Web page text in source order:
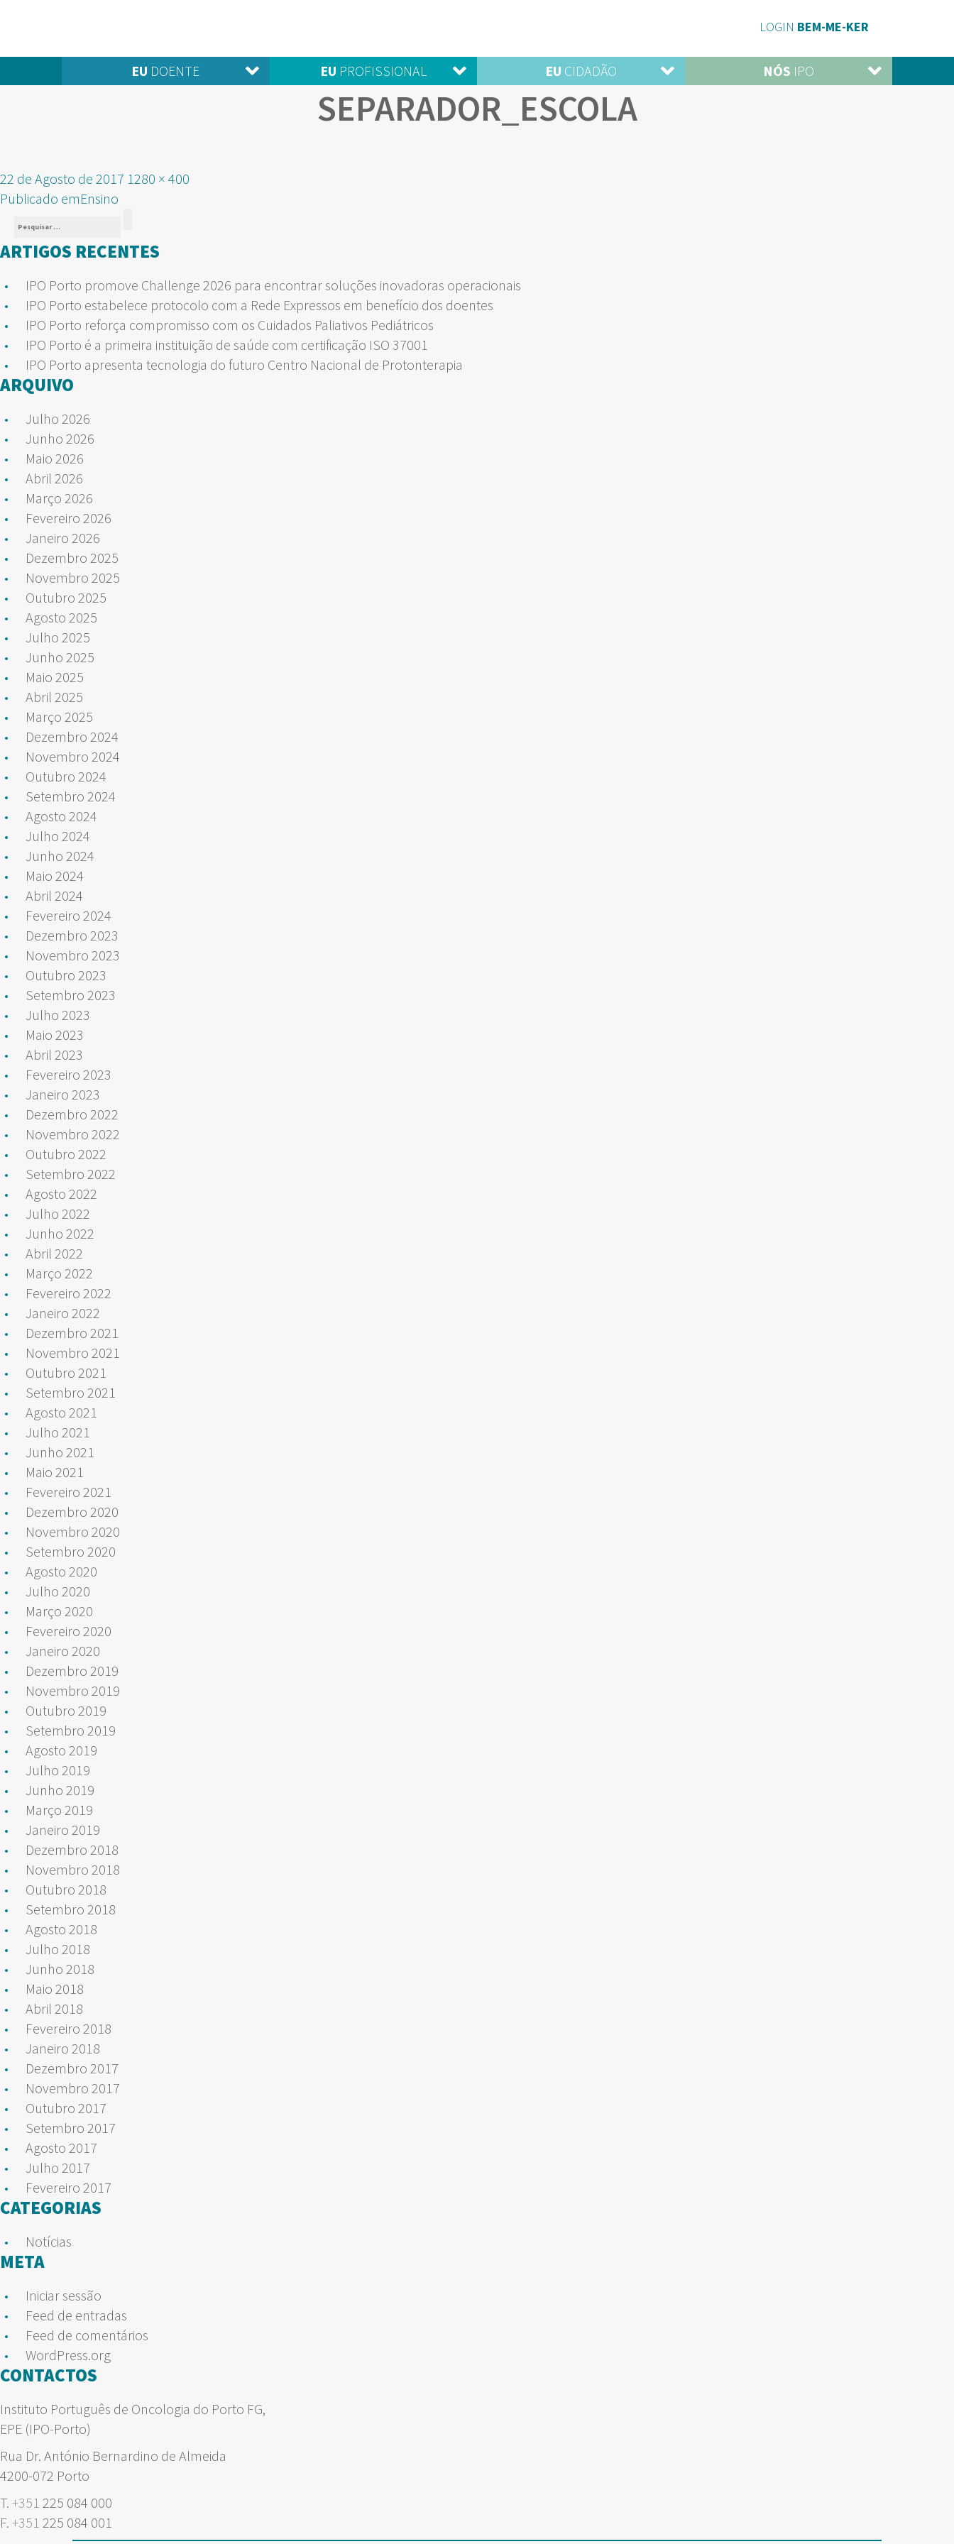
LOGIN BEM-ME-KER
EU DOENTE EU PROFISSIONAL EU CIDADÃO NÓS IPO
SEPARADOR_ESCOLA
Publicado
em
22 de Agosto de 2017 Tamanho
1280 × 400
NAVEGAÇÃO
DE
ARTIGOS
Publicado emEnsino
Pesquisar
por:
ARTIGOS RECENTES
IPO Porto promove Challenge 2026 para encontrar soluções inovadoras operacionais
IPO Porto estabelece protocolo com a Rede Expressos em benefício dos doentes
IPO Porto reforça compromisso com os Cuidados Paliativos Pediátricos
IPO Porto é a primeira instituição de saúde com certificação ISO 37001
IPO Porto apresenta tecnologia do futuro Centro Nacional de Protonterapia
ARQUIVO
Julho 2026
Junho 2026
Maio 2026
Abril 2026
Março 2026
Fevereiro 2026
Janeiro 2026
Dezembro 2025
Novembro 2025
Outubro 2025
Agosto 2025
Julho 2025
Junho 2025
Maio 2025
Abril 2025
Março 2025
Dezembro 2024
Novembro 2024
Outubro 2024
Setembro 2024
Agosto 2024
Julho 2024
Junho 2024
Maio 2024
Abril 2024
Fevereiro 2024
Dezembro 2023
Novembro 2023
Outubro 2023
Setembro 2023
Julho 2023
Maio 2023
Abril 2023
Fevereiro 2023
Janeiro 2023
Dezembro 2022
Novembro 2022
Outubro 2022
Setembro 2022
Agosto 2022
Julho 2022
Junho 2022
Abril 2022
Março 2022
Fevereiro 2022
Janeiro 2022
Dezembro 2021
Novembro 2021
Outubro 2021
Setembro 2021
Agosto 2021
Julho 2021
Junho 2021
Maio 2021
Fevereiro 2021
Dezembro 2020
Novembro 2020
Setembro 2020
Agosto 2020
Julho 2020
Março 2020
Fevereiro 2020
Janeiro 2020
Dezembro 2019
Novembro 2019
Outubro 2019
Setembro 2019
Agosto 2019
Julho 2019
Junho 2019
Março 2019
Janeiro 2019
Dezembro 2018
Novembro 2018
Outubro 2018
Setembro 2018
Agosto 2018
Julho 2018
Junho 2018
Maio 2018
Abril 2018
Fevereiro 2018
Janeiro 2018
Dezembro 2017
Novembro 2017
Outubro 2017
Setembro 2017
Agosto 2017
Julho 2017
Fevereiro 2017
CATEGORIAS
Notícias
META
Iniciar sessão
Feed de entradas
Feed de comentários
WordPress.org
CONTACTOS
Instituto Português de Oncologia do Porto FG,
EPE (IPO-Porto)
Rua Dr. António Bernardino de Almeida
4200-072 Porto
T. +351 225 084 000
F. +351 225 084 001